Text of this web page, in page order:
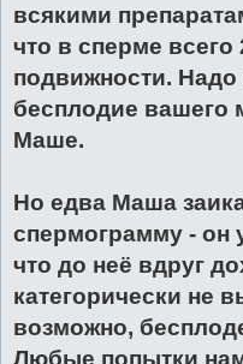
всякими
что в сперме всего
подвижности. Надо
бесплодие вашего
Маше.
Но едва Маша
спермограмму - он
что до неё вдруг
категорически не
возможно,
Любые попытки